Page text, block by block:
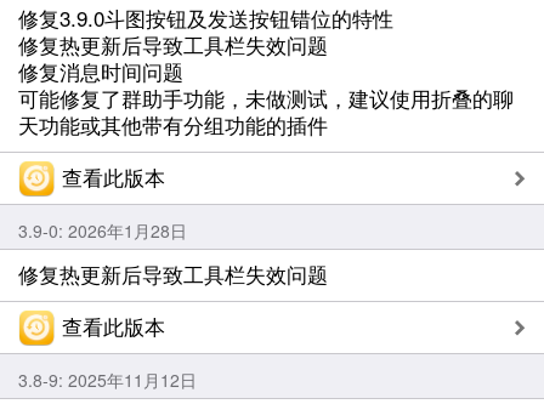
修复3.9.0斗图按钮及发送按钮错位的特性
修复热更新后导致工具栏失效问题
修复消息时间问题
可能修复了群助手功能，未做测试，建议使用折叠的聊
天功能或其他带有分组功能的插件
查看此版本
3.9-0: 2026年1月28日
修复热更新后导致工具栏失效问题
查看此版本
3.8-9: 2025年11月12日